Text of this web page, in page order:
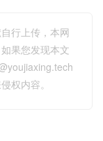
行上传，本网
果您发现本文
权内容。